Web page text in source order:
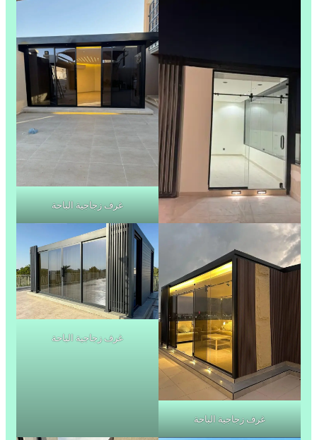
غرف زجاجية الباحة
غرف زجاجية الباحة
غرف زجاجية الباحة